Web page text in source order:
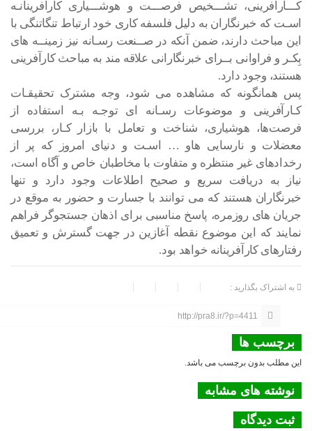
کـــارآفرینی، تشـــخیص فرصـــت و هوشـــیاری کارآفرینانـه
اسـت که خبرنگاران به دلیل فلسفه کاری خود ارتباط تنگاتنگی با
این مباحث دارند، ضمن آنکه در صــنعت رسـانه نیز زمینــه های
بِکـر و فراوانی بــرای خبرنگارانی علاقه مند به مباحث کارآفرینی
هستند، وجود دارد.
پس همانگونه که مشاهده می شود، وجه مشترک تحقیقـات
کـارآفرینی و موضوعات رسـانه ای توجـه بـه استفاده از
فرصت‌ها، هوشیاری، شناخت و تعامل با بازار کـار، بررسی
معضلات و نارسایی هاو … اسـت و دنیای امروز که پر از
رخدادهای غیر منتظره و متفاوت با مخاطبان خاص و آگاه است،
نیاز به دریافت سریع و صحیح اطلاعات وجود دارد و تنها
خبرنگاران هستند که می توانند با جسارت و حضور به موقع در
جریان های روزمره، پاسخ مناسبی برای اذهان جستجوگر فراهم
نمایند که این موضوع نقطه آغازین در جهت گسترش و تعمیق
رفتارهای کارآفرینانه خواهد بود.
به اشتراک بگذارید :
http://pra8.ir/?p=4411
برچسب ها
این مطلب بدون برچسب می باشد.
نوشته های مشابه
ثبت دیدگاه